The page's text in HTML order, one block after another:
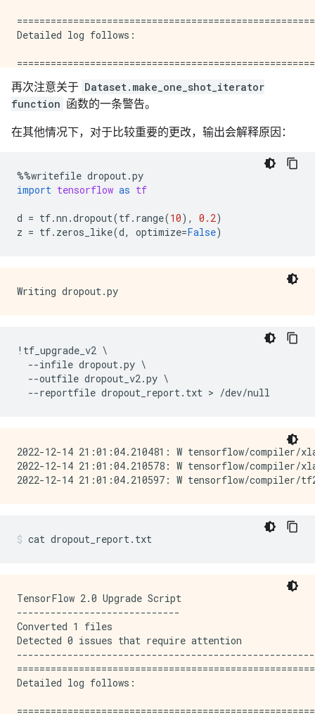
Detailed log follows:
Input tree: 'models/samples/cookbook/regression/'
Processing file 'models/samples/cookbook/
再次注意关于 Dataset.make_one_shot_iterator
function 函数的一条警告。
在其他情况下，对于比较重要的更改，输出会解释原因：
%%writefile dropout.py
import tensorflow as tf
d = tf.nn .dropout(tf. range(10), 0.2)
z = tf. zeros_like(d, optimize=False)
! tf_upgrade_v2 \
--infile dropout.py \
--outfile dropout_v2.py \
--reportfile dropout_report. txt > /dev/null
2022-12-14 21:01:04.210481: W tensorflow/
2022-12-14 21:01:04.210578: W tensorflow/
cat dropout_report.txt
TensorFlow 2.0 Upgrade Script
-----------------------------
Converted 1 files
Detected 0 issues that require attention
Detailed log follows: